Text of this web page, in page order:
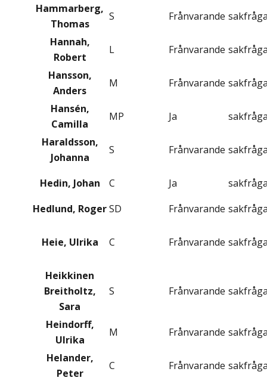
Hammarberg,
Thomas
S Frånvarande
Hannah,
Robert
L Frånvarande
Hansson,
Anders
M Frånvarande
Hansén,
Camilla
MP Ja
Haraldsson,
Johanna
S Frånvarande
Hedin, Johan C Ja
Hedlund, RogerSD Frånvarande
Heie, Ulrika C Frånvarande
Heikkinen
Breitholtz,
Sara
S Frånvarande
Heindorff,
Ulrika
M Frånvarande
Helander,
Peter
C Frånvarande